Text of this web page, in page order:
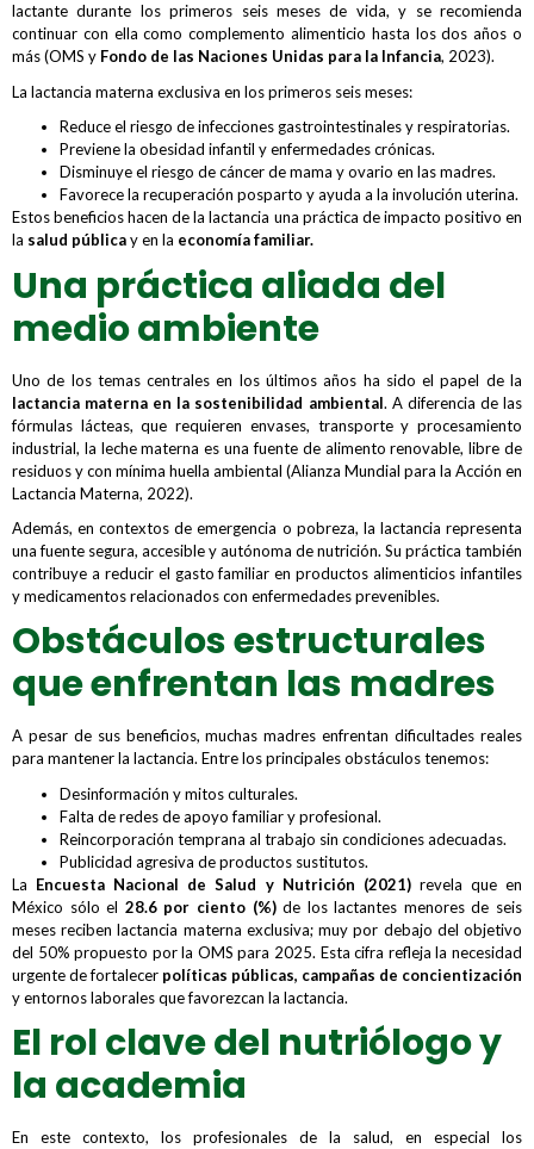
lactante durante los primeros seis meses de vida, y se recomienda
continuar con ella como complemento alimenticio hasta los dos años o
más (OMS y Fondo de las Naciones Unidas para la Infancia, 2023).
La lactancia materna exclusiva en los primeros seis meses:
Reduce el riesgo de infecciones gastrointestinales y respiratorias.
Previene la obesidad infantil y enfermedades crónicas.
Disminuye el riesgo de cáncer de mama y ovario en las madres.
Favorece la recuperación posparto y ayuda a la involución uterina.
Estos beneficios hacen de la lactancia una práctica de impacto positivo en
la salud públicay en la economía familiar.
Una práctica aliada del
medio ambiente
Uno de los temas centrales en los últimos años ha sido el papel de la
lactancia materna en la sostenibilidad ambiental. A diferencia de las
fórmulas lácteas, que requieren envases, transporte y procesamiento
industrial, la leche materna es una fuente de alimento renovable, libre de
residuos y con mínima huella ambiental (Alianza Mundial para la Acción en
Lactancia Materna, 2022).
Además, en contextos de emergencia o pobreza, la lactancia representa
una fuente segura, accesible y autónoma de nutrición. Su práctica también
contribuye a reducir el gasto familiar en productos alimenticios infantiles
y medicamentos relacionados con enfermedades prevenibles.
Obstáculos estructurales
que enfrentan las madres
A pesar de sus beneficios, muchas madres enfrentan dificultades reales
para mantener la lactancia. Entre los principales obstáculos tenemos:
Desinformación y mitos culturales.
Falta de redes de apoyo familiar y profesional.
Reincorporación temprana al trabajo sin condiciones adecuadas.
Publicidad agresiva de productos sustitutos.
La Encuesta Nacional de Salud y Nutrición (2021)revela que en
México sólo el 28.6 por ciento (%)de los lactantes menores de seis
meses reciben lactancia materna exclusiva; muy por debajo del objetivo
del 50% propuesto por la OMS para 2025. Esta cifra refleja la necesidad
urgente de fortalecer políticas públicas, campañas de concientización
y entornos laborales que favorezcan la lactancia.
El rol clave del nutriólogo y
la academia
En este contexto, los profesionales de la salud, en especial los